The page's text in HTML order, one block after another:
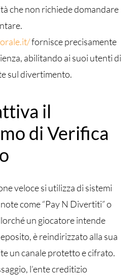
che non richiede domandare
fornisce precisamente
abilitando ai suoi utenti di
sul divertimento.
il
di Verifica
veloce si utilizza di sistemi
come “Pay N Divertiti” o
un giocatore intende
è reindirizzato alla sua
un canale protetto e cifrato.
l’ente creditizio